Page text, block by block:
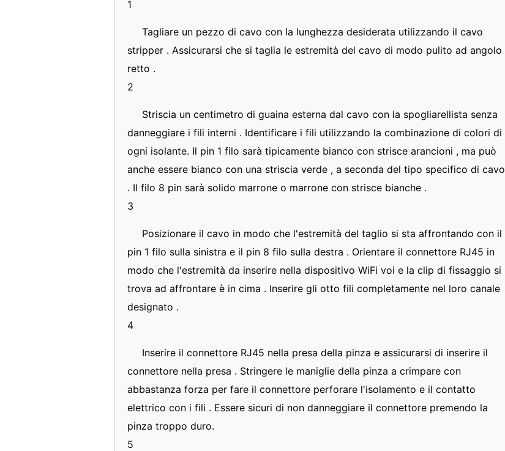
1
Tagliare un pezzo di cavo con la lunghezza desiderata utilizzando il cavo
stripper . Assicurarsi che si taglia le estremità del cavo di modo pulito ad angolo
retto .
2
Striscia un centimetro di guaina esterna dal cavo con la spogliarellista senza
danneggiare i fili interni . Identificare i fili utilizzando la combinazione di colori di
ogni isolante. Il pin 1 filo sarà tipicamente bianco con strisce arancioni , ma può
anche essere bianco con una striscia verde , a seconda del tipo specifico di cavo
. Il filo 8 pin sarà solido marrone o marrone con strisce bianche .
3
Posizionare il cavo in modo che l'estremità del taglio si sta affrontando con il
pin 1 filo sulla sinistra e il pin 8 filo sulla destra . Orientare il connettore RJ45 in
modo che l'estremità da inserire nella dispositivo WiFi voi e la clip di fissaggio si
trova ad affrontare è in cima . Inserire gli otto fili completamente nel loro canale
designato .
4
Inserire il connettore RJ45 nella presa della pinza e assicurarsi di inserire il
connettore nella presa . Stringere le maniglie della pinza a crimpare con
abbastanza forza per fare il connettore perforare l'isolamento e il contatto
elettrico con i fili . Essere sicuri di non danneggiare il connettore premendo la
pinza troppo duro.
5